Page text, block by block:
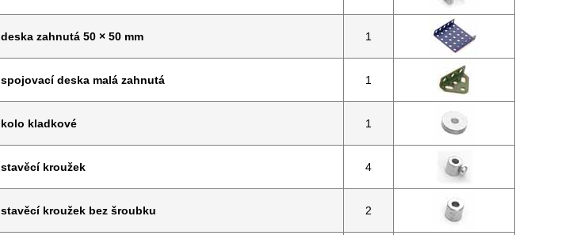
deska zahnutá 50 × 50 mm 1
spojovací deska malá zahnutá 1
kolo kladkové 1
stavěcí kroužek 4
stavěcí kroužek bez šroubku 2